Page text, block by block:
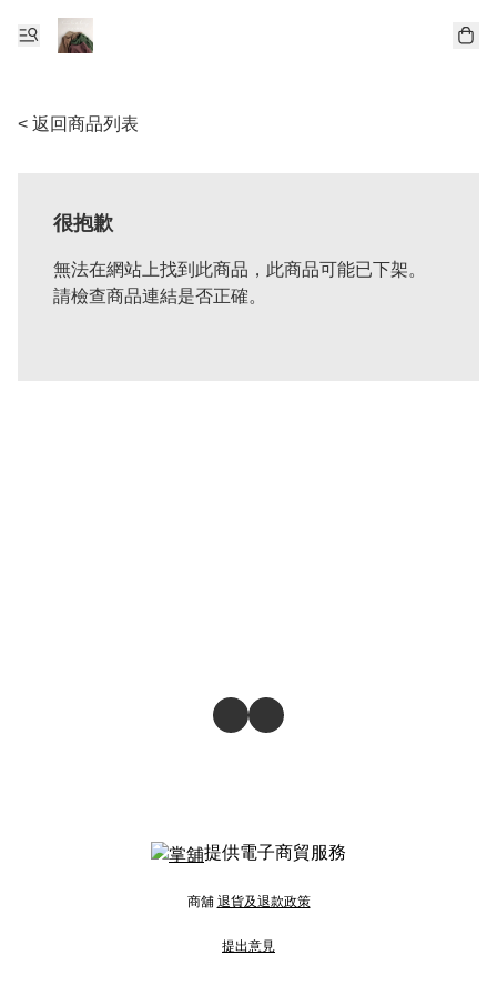
< 返回商品列表
很抱歉
無法在網站上找到此商品，此商品可能已下架。
請檢查商品連結是否正確。
提供電子商貿服務
商舖 退貨及退款政策
提出意見